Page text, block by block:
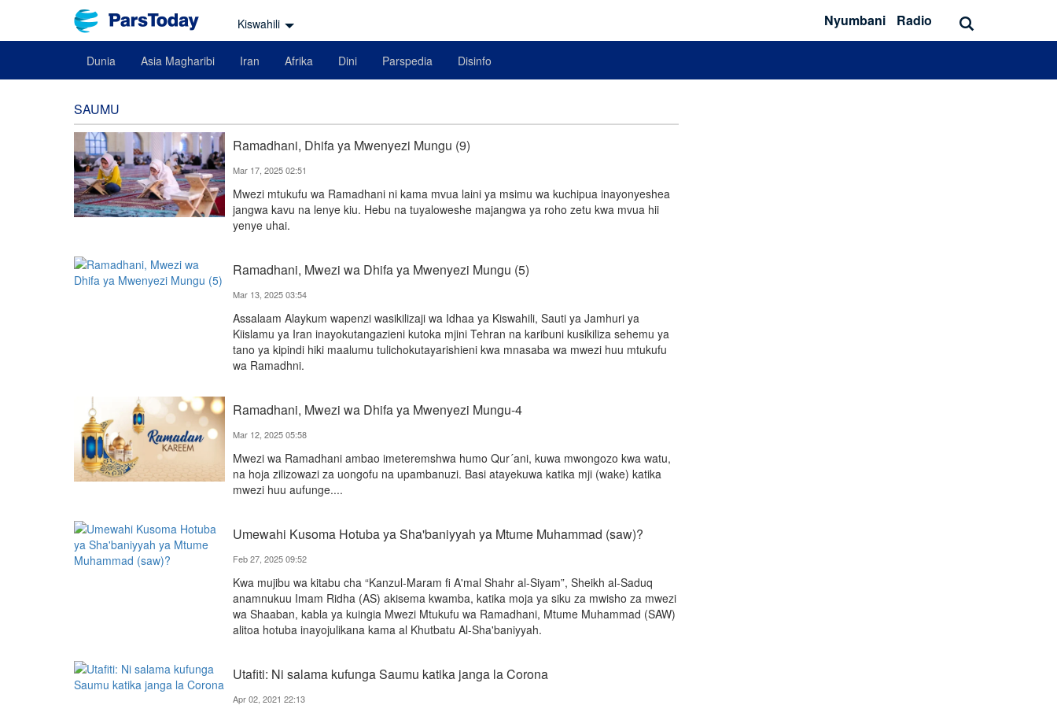
Kiswahili Nyumbani Radio
Dunia Asia Magharibi Iran Afrika Dini Parspedia Disinfo
SAUMU
Ramadhani, Dhifa ya Mwenyezi Mungu (9)
Mar 17, 2025 02:51
Mwezi mtukufu wa Ramadhani ni kama mvua laini ya msimu wa kuchipua inayonyeshea
jangwa kavu na lenye kiu. Hebu na tuyaloweshe majangwa ya roho zetu kwa mvua hii
yenye uhai.
Ramadhani, Mwezi wa Dhifa ya Mwenyezi Mungu (5)
Mar 13, 2025 03:54
Assalaam Alaykum wapenzi wasikilizaji wa Idhaa ya Kiswahili, Sauti ya Jamhuri ya
Kiislamu ya Iran inayokutangazieni kutoka mjini Tehran na karibuni kusikiliza sehemu ya
tano ya kipindi hiki maalumu tulichokutayarishieni kwa mnasaba wa mwezi huu mtukufu
wa Ramadhni.
Ramadhani, Mwezi wa Dhifa ya Mwenyezi Mungu-4
Mar 12, 2025 05:58
Mwezi wa Ramadhani ambao imeteremshwa humo Qur´ani, kuwa mwongozo kwa watu,
na hoja zilizowazi za uongofu na upambanuzi. Basi atayekuwa katika mji (wake) katika
mwezi huu aufunge....
Umewahi Kusoma Hotuba ya Sha'baniyyah ya Mtume Muhammad (saw)?
Feb 27, 2025 09:52
Kwa mujibu wa kitabu cha “Kanzul-Maram fi A'mal Shahr al-Siyam”, Sheikh al-Saduq
anamnukuu Imam Ridha (AS) akisema kwamba, katika moja ya siku za mwisho za mwezi
wa Shaaban, kabla ya kuingia Mwezi Mtukufu wa Ramadhani, Mtume Muhammad (SAW)
alitoa hotuba inayojulikana kama al Khutbatu Al-Sha'baniyyah.
Utafiti: Ni salama kufunga Saumu katika janga la Corona
Apr 02, 2021 22:13